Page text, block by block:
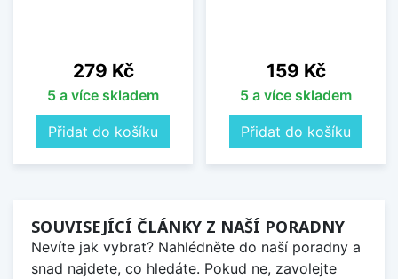
Cena
279 Kč
5 a více skladem
Přidat do košíku
Cena
159 Kč
5 a více skladem
Přidat do košíku
SOUVISEJÍCÍ ČLÁNKY Z NAŠÍ PORADNY
Nevíte jak vybrat? Nahlédněte do naší poradny a
snad najdete, co hledáte. Pokud ne, zavolejte